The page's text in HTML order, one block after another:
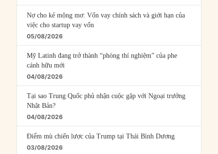
Nợ cho kẻ mộng mơ: Vốn vay chính sách và giới hạn của
việc cho startup vay vốn
05/08/2026
Mỹ Latinh đang trở thành “phòng thí nghiệm” của phe
cánh hữu mới
04/08/2026
Tại sao Trung Quốc phủ nhận cuộc gặp với Ngoại trưởng
Nhật Bản?
04/08/2026
Điểm mù chiến lược của Trump tại Thái Bình Dương
03/08/2026